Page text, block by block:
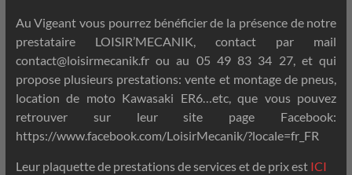
Au Vigeant vous pourrez bénéficier de la présence de notre
prestataire LOISIR’MECANIK, contact par mail
contact@loisirmecanik.fr ou au 05 49 83 34 27, et qui
propose plusieurs prestations: vente et montage de pneus,
location de moto Kawasaki ER6…etc, que vous pouvez
retrouver sur leur site page Facebook:
https://www.facebook.com/LoisirMecanik/?locale=fr_FR
Leur plaquette de prestations de services et de prix est ICI